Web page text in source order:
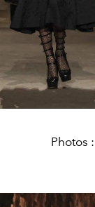
Photos